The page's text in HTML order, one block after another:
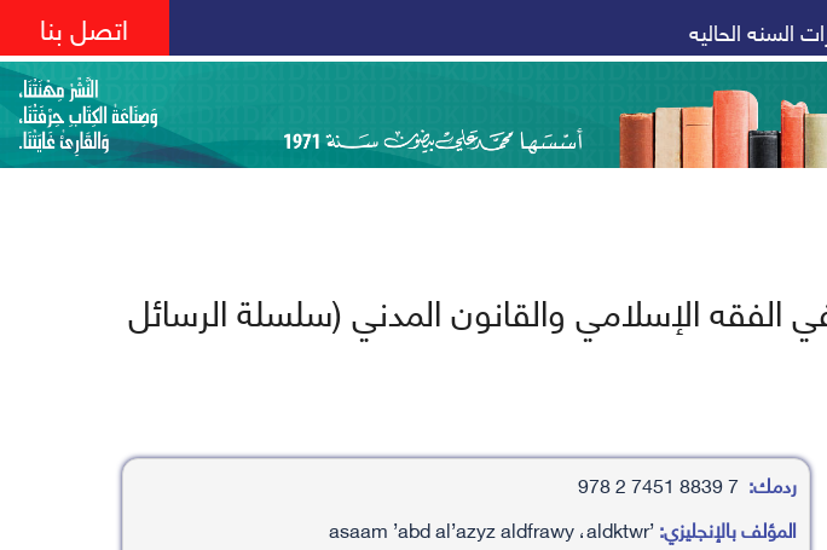
السنه الحاليه اتصل بنا
الفقه الإسلامي والقانون المدني (سلسلة الرسائل
ردمك: 7 8839 7451 2 978
المؤلف بالإنجليزي:’asaam ’abd al’azyz aldfrawy ،aldktwr